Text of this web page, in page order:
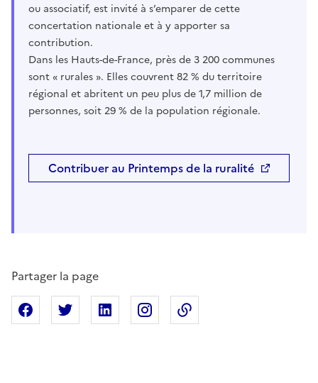
ou associatif, est invité à s’emparer de cette
concertation nationale et à y apporter sa
contribution.
Dans les Hauts-de-France, près de 3 200 communes
sont « rurales ». Elles couvrent 82 % du territoire
régional et abritent un peu plus de 1,7 million de
personnes, soit 29 % de la population régionale.
Contribuer au Printemps de la ruralité
Partager la page
Partager sur Facebook
Partager sur XPartager sur Linkedin
Partager sur Instagram